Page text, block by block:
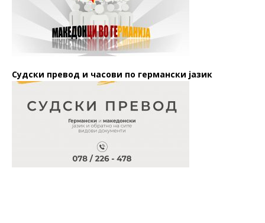
Судски превод и часови по германски јазик